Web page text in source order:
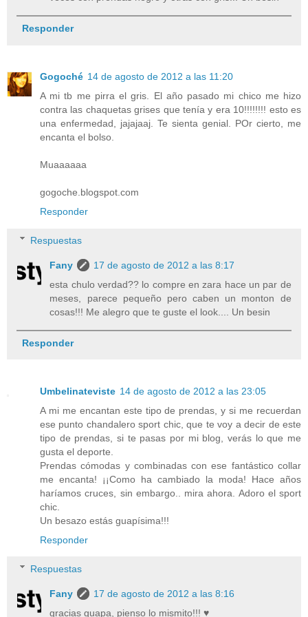
Responder
Gogoché 14 de agosto de 2012 a las 11:20
A mi tb me pirra el gris. El año pasado mi chico me hizo
contra las chaquetas grises que tenía y era 10!!!!!!!! esto es
una enfermedad, jajajaaj. Te sienta genial. POr cierto, me
encanta el bolso.
Muaaaaaa
gogoche.blogspot.com
Responder
Respuestas
Fany
17 de agosto de 2012 a las 8:17
esta chulo verdad?? lo compre en zara hace un par de
meses, parece pequeño pero caben un monton de
cosas!!! Me alegro que te guste el look.... Un besin
Responder
Umbelinateviste 14 de agosto de 2012 a las 23:05
A mi me encantan este tipo de prendas, y si me recuerdan
ese punto chandalero sport chic, que te voy a decir de este
tipo de prendas, si te pasas por mi blog, verás lo que me
gusta el deporte.
Prendas cómodas y combinadas con ese fantástico collar
me encanta! ¡¡Como ha cambiado la moda! Hace años
haríamos cruces, sin embargo.. mira ahora. Adoro el sport
chic.
Un besazo estás guapísima!!!
Responder
Respuestas
Fany
17 de agosto de 2012 a las 8:16
gracias guapa, pienso lo mismito!!! ♥